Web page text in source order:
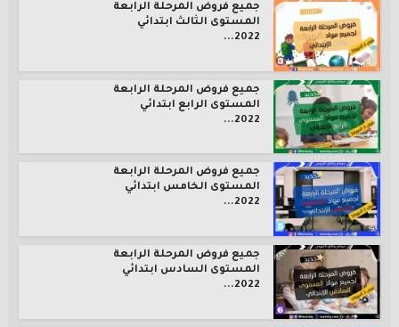
جميع فروض المرحلة الرابعة
المستوى الثالث ابتدائي
2022...
جميع فروض المرحلة الرابعة
المستوى الرابع ابتدائي
2022...
جميع فروض المرحلة الرابعة
المستوى الخامس ابتدائي
2022...
جميع فروض المرحلة الرابعة
المستوى السادس ابتدائي
2022...